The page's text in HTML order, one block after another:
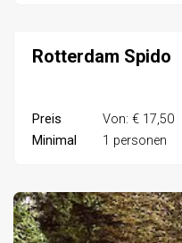
Rotterdam Spido
Preis
Von: € 17,50
Minimal
1 personen